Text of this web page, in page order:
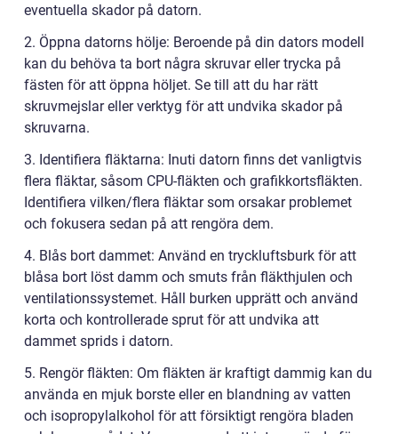
eventuella skador på datorn.
2. Öppna datorns hölje: Beroende på din dators modell
kan du behöva ta bort några skruvar eller trycka på
fästen för att öppna höljet. Se till att du har rätt
skruvmejslar eller verktyg för att undvika skador på
skruvarna.
3. Identifiera fläktarna: Inuti datorn finns det vanligtvis
flera fläktar, såsom CPU-fläkten och grafikkortsfläkten.
Identifiera vilken/flera fläktar som orsakar problemet
och fokusera sedan på att rengöra dem.
4. Blås bort dammet: Använd en tryckluftsburk för att
blåsa bort löst damm och smuts från fläkthjulen och
ventilationssystemet. Håll burken upprätt och använd
korta och kontrollerade sprut för att undvika att
dammet sprids i datorn.
5. Rengör fläkten: Om fläkten är kraftigt dammig kan du
använda en mjuk borste eller en blandning av vatten
och isopropylalkohol för att försiktigt rengöra bladen